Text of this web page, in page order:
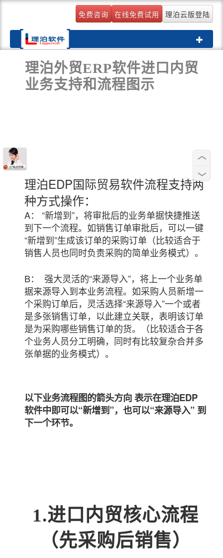
免费咨询 在线免费试用 理泊云版登陆
Toggle
理泊外贸ERP软件进口内贸
业务支持和流程图示
理泊EDP国际贸易软件流程支持两
种方式操作：
A： “新增到”，将审批后的业务单据快捷推送
到下一个流程。如销售订单审批后，可以一键
“新增到”生成该订单的采购订单（比较适合于
销售人员也同时负责采购的简单业务模式）。
B： 强大灵活的“来源导入”，将上一个业务单
据来源导入到本业务流程。如采购人员新增一
个采购订单后，灵活选择“来源导入”一个或者
是多张销售订单，以此建立关联，表明该订单
是为采购哪些销售订单的货。（比较适合于各
个业务人员分工明确，同时有比较复杂合并多
张单据的业务模式）。
以下业务流程图的箭头方向 表示在理泊EDP
软件中即可以“新增到”，也可以“来源导入” 到
下一个环节。
1.进口内贸核心流程
（先采购后销售）